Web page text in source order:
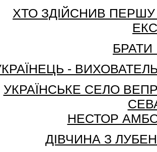
ХТО ЗДІЙСНИВ
БРАТИ
-
УКРАЇНСЬКЕ СЕЛО
НЕСТОР
ДІВЧИНА З